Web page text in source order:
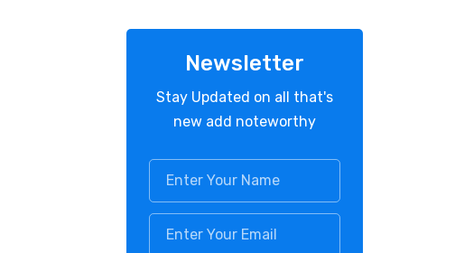
Newsletter
Stay Updated on all that's
new add noteworthy